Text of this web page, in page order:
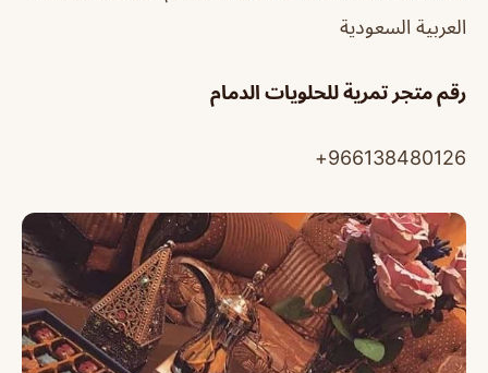
العربية السعودية
رقم متجر تمرية للحلويات الدمام
966138480126+